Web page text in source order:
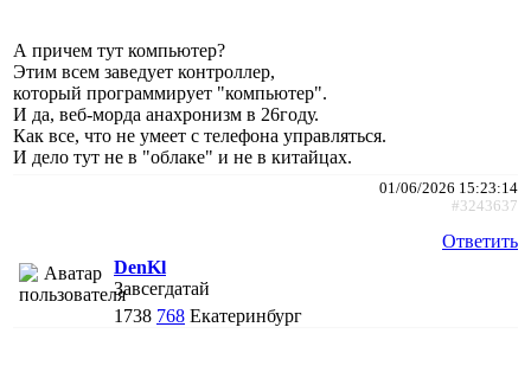
А причем тут компьютер?
Этим всем заведует контроллер,
который программирует "компьютер".
И да, веб-морда анахронизм в 26году.
Как все, что не умеет с телефона управляться.
И дело тут не в "облаке" и не в китайцах.
01/06/2026 15:23:14
#3243637
Ответить
DenKl
Завсегдатай
1738 768 Екатеринбург